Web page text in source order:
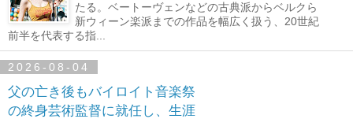
たる。ベートーヴェンなどの古典派からベルクら
新ウィーン楽派までの作品を幅広く扱う、20世紀
前半を代表する指...
2026-08-04
父の亡き後もバイロイト音楽祭
の終身芸術監督に就任し、生涯